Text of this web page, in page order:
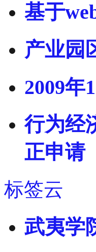
基于
产业园
2009年
行为经
正申请
标签云
武夷学